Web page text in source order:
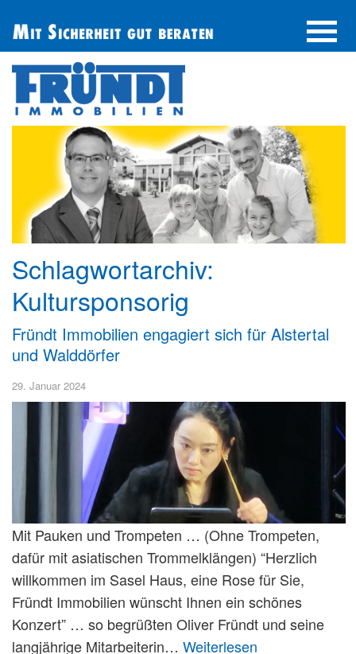
UNTERNEHMEN
IMMOBILIE FINDEN
IMMOBILIE ANBIETEN
BERATUNG
ÜBER UNS
SERVICE
Schlagwortarchiv:
Kultursponsorig
Fründt Immobilien engagiert sich für Alstertal
und Walddörfer
29. Januar 2024
Mit Pauken und Trompeten … (Ohne Trompeten,
dafür mit asiatischen Trommelklängen) “Herzlich
willkommen im Sasel Haus, eine Rose für Sie,
Fründt Immobilien wünscht Ihnen ein schönes
Konzert” … so begrüßten Oliver Fründt und seine
langjährige Mitarbeiterin… Weiterlesen